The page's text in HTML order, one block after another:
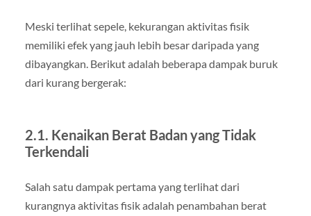
Meski terlihat sepele, kekurangan aktivitas fisik
memiliki efek yang jauh lebih besar daripada yang
dibayangkan. Berikut adalah beberapa dampak buruk
dari kurang bergerak:
2.1. Kenaikan Berat Badan yang Tidak
Terkendali
Salah satu dampak pertama yang terlihat dari
kurangnya aktivitas fisik adalah penambahan berat